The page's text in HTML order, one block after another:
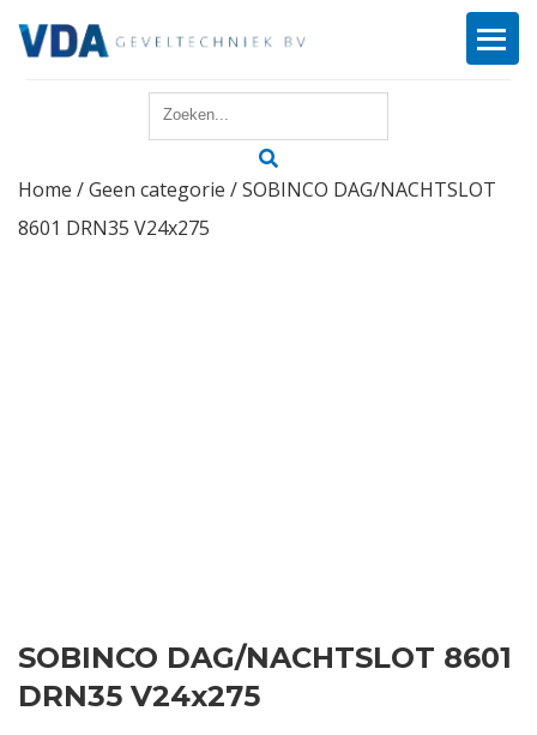
Reparatie
Login
Home /Geen categorie / SOBINCO DAG/NACHTSLOT
8601 DRN35 V24x275
SOBINCO DAG/NACHTSLOT 8601
DRN35 V24x275